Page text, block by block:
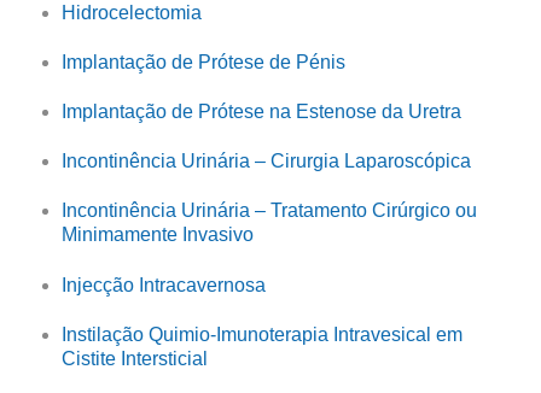
Hidrocelectomia
Implantação de Prótese de Pénis
Implantação de Prótese na Estenose da Uretra
Incontinência Urinária – Cirurgia Laparoscópica
Incontinência Urinária – Tratamento Cirúrgico ou
Minimamente Invasivo
Injecção Intracavernosa
Instilação Quimio-Imunoterapia Intravesical em
Cistite Intersticial